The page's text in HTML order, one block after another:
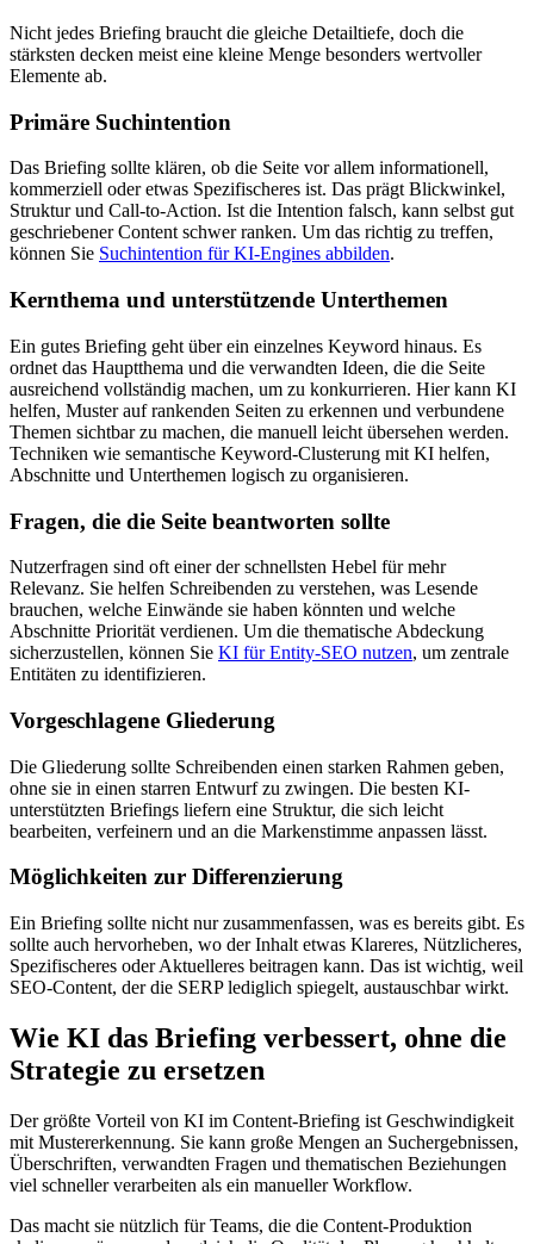
Nicht jedes Briefing braucht die gleiche Detailtiefe, doch die
stärksten decken meist eine kleine Menge besonders wertvoller
Elemente ab.
Primäre Suchintention
Das Briefing sollte klären, ob die Seite vor allem informationell,
kommerziell oder etwas Spezifischeres ist. Das prägt Blickwinkel,
Struktur und Call-to-Action. Ist die Intention falsch, kann selbst gut
geschriebener Content schwer ranken. Um das richtig zu treffen,
können Sie Suchintention für KI-Engines abbilden.
Kernthema und unterstützende Unterthemen
Ein gutes Briefing geht über ein einzelnes Keyword hinaus. Es
ordnet das Hauptthema und die verwandten Ideen, die die Seite
ausreichend vollständig machen, um zu konkurrieren. Hier kann KI
helfen, Muster auf rankenden Seiten zu erkennen und verbundene
Themen sichtbar zu machen, die manuell leicht übersehen werden.
Techniken wie semantische Keyword-Clusterung mit KI helfen,
Abschnitte und Unterthemen logisch zu organisieren.
Fragen, die die Seite beantworten sollte
Nutzerfragen sind oft einer der schnellsten Hebel für mehr
Relevanz. Sie helfen Schreibenden zu verstehen, was Lesende
brauchen, welche Einwände sie haben könnten und welche
Abschnitte Priorität verdienen. Um die thematische Abdeckung
sicherzustellen, können Sie KI für Entity-SEO nutzen, um zentrale
Entitäten zu identifizieren.
Vorgeschlagene Gliederung
Die Gliederung sollte Schreibenden einen starken Rahmen geben,
ohne sie in einen starren Entwurf zu zwingen. Die besten KI-
unterstützten Briefings liefern eine Struktur, die sich leicht
bearbeiten, verfeinern und an die Markenstimme anpassen lässt.
Möglichkeiten zur Differenzierung
Ein Briefing sollte nicht nur zusammenfassen, was es bereits gibt. Es
sollte auch hervorheben, wo der Inhalt etwas Klareres, Nützlicheres,
Spezifischeres oder Aktuelleres beitragen kann. Das ist wichtig, weil
SEO-Content, der die SERP lediglich spiegelt, austauschbar wirkt.
Wie KI das Briefing verbessert, ohne die
Strategie zu ersetzen
Der größte Vorteil von KI im Content-Briefing ist Geschwindigkeit
mit Mustererkennung. Sie kann große Mengen an Suchergebnissen,
Überschriften, verwandten Fragen und thematischen Beziehungen
viel schneller verarbeiten als ein manueller Workflow.
Das macht sie nützlich für Teams, die die Content-Produktion